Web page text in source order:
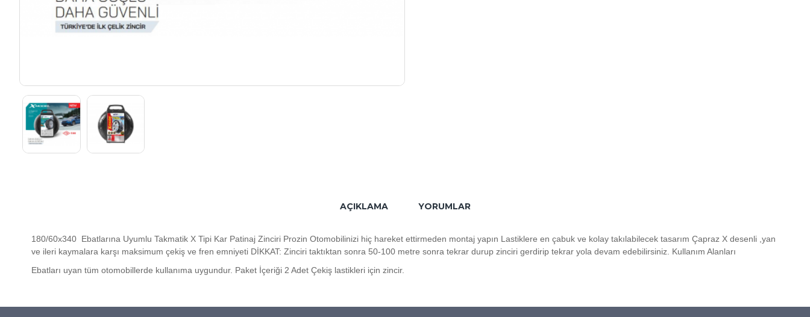
AÇIKLAMA YORUMLAR
180/60x340 Ebatlarına Uyumlu Takmatik X Tipi Kar Patinaj Zinciri Prozin Otomobilinizi hiç hareket ettirmeden montaj yapın Lastiklere en çabuk ve kolay takılabilecek tasarım Çapraz X desenli ,yan
ve ileri kaymalara karşı maksimum çekiş ve fren emniyeti DİKKAT: Zinciri taktıktan sonra 50-100 metre sonra tekrar durup zinciri gerdirip tekrar yola devam edebilirsiniz. Kullanım Alanları
Ebatları uyan tüm otomobillerde kullanıma uygundur. Paket İçeriği 2 Adet Çekiş lastikleri için zincir.